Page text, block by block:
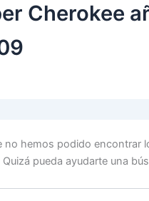
Cherokee
no hemos podido encontrar
pueda ayudarte una